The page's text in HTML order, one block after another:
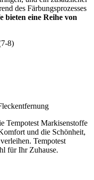
des Färbungsprozesses
bieten eine Reihe von
8)
Tempotest Markisenstoffe
und die Schönheit,
Tempotest
für Ihr Zuhause.